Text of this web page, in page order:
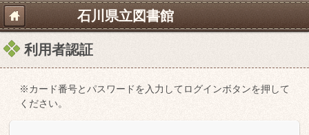
石川県立図書館
利用者認証
※カード番号とパスワードを入力してログインボタンを押して
ください。